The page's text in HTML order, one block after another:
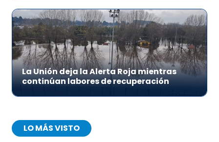
La Unión deja la Alerta Roja mientras
continúan labores de recuperación
LO MÁS VISTO